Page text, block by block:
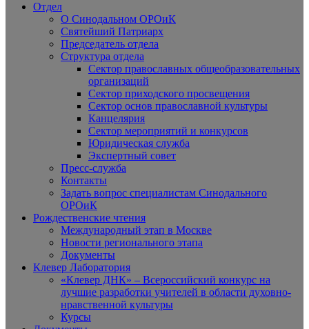
Отдел
О Синодальном ОРОиК
Святейший Патриарх
Председатель отдела
Структура отдела
Сектор православных общеобразовательных
организаций
Сектор приходского просвещения
Сектор основ православной культуры
Канцелярия
Сектор мероприятий и конкурсов
Юридическая служба
Экспертный совет
Пресс-служба
Контакты
Задать вопрос специалистам Синодального
ОРОиК
Рождественские чтения
Международный этап в Москве
Новости регионального этапа
Документы
Клевер Лаборатория
«Клевер ДНК» – Всероссийский конкурс на
лучшие разработки учителей в области духовно-
нравственной культуры
Курсы